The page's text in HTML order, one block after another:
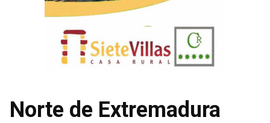
Norte de Extremadura